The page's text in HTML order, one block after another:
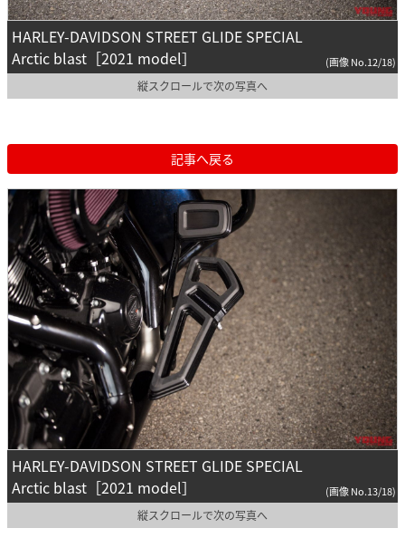
HARLEY-DAVIDSON STREET GLIDE SPECIAL
Arctic blast［2021 model］
(画像 No.12/18)
縦スクロールで次の写真へ
記事へ戻る
HARLEY-DAVIDSON STREET GLIDE SPECIAL
Arctic blast［2021 model］
(画像 No.13/18)
縦スクロールで次の写真へ